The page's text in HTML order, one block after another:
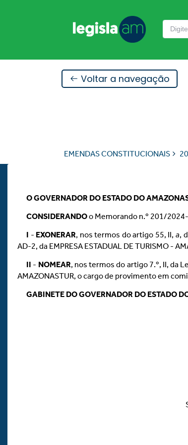
Voltar a navegação
EMENDAS CONSTITUCIONAIS
O GOVERNADOR DO ESTADO DO
CONSIDERANDOo Memorando n.º 201/
I - EXONERAR, nos termos do artigo 55, II, a,
AD-2, da EMPRESA ESTADUAL DE TURISMO -
II - NOMEAR, nos termos do artigo 7.º, II, da
AMAZONASTUR, o cargo de provimento em
GABINETE DO GOVERNADOR DO ESTADO